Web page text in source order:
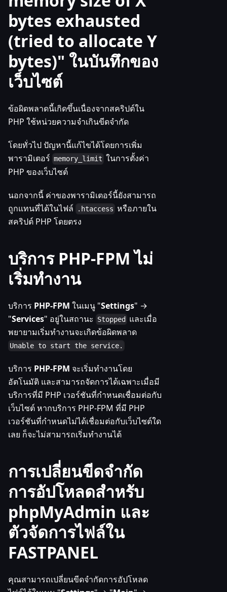
bytes exhausted
(tried to allocate Y
bytes)" ในบันทึกของ
เว็บไซต์
ข้อผิดพลาดนี้เกิดขึ้นเนื่องจากสคริปต์ใน
PHP ใช้หน่วยความจำเกินขีดจำกัด
โดยทั่วไป ปัญหานี้แก้ไขได้โดยการเพิ่ม
พารามิเตอร์ memory_limit ในการตั้งค่า
PHP ของเว็บไซต์
นอกจากนี้ ค่าของพารามิเตอร์นี้ยังสามารถ
ถูกแทนที่ได้ในไฟล์
.htaccess หรือภายใน
สคริปต์ PHP โดยตรง
บริการ PHP-FPM ไม่
เริ่มทำงาน
บริการ PHP-FPM ในเมนู "Settings" →
"Services" อยู่ในสถานะ Stopped
และเมื่อ
พยายามเริ่มทำงานจะเกิดข้อผิดพลาด
Unable to start the service.
บริการ PHP-FPM จะเริ่มทำงานโดย
อัตโนมัติ และสามารถจัดการได้เฉพาะเมื่อมี
บริการที่มี PHP เวอร์ชันที่กำหนดเชื่อมต่อกับ
เว็บไซต์ หากบริการ PHP-FPM ที่มี PHP
เวอร์ชันที่กำหนดไม่ได้เชื่อมต่อกับเว็บไซต์ใด
เลย ก็จะไม่สามารถเริ่มทำงานได้
การเปลี่ยนขีดจำกัด
การอัปโหลดสำหรับ
phpMyAdmin และ
ตัวจัดการไฟล์ใน
FASTPANEL
คุณสามารถเปลี่ยนขีดจำกัดการอัปโหลด